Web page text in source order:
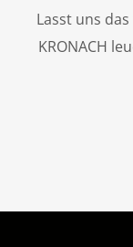
Lasst uns
KRONACH